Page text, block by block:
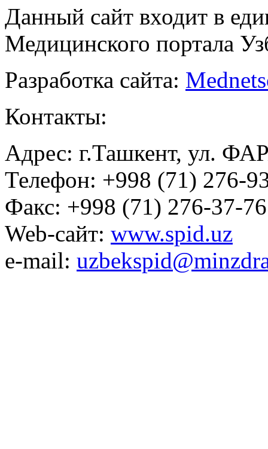
Данный сайт входит в
Медицинского портала
Разработка сайта:
Контакты:
Адрес: г.Ташкент, ул.
Телефон: +998 (71) 276-
Факс: +998 (71) 276-37-76
Web-сайт: www.spid.uz
e-mail: